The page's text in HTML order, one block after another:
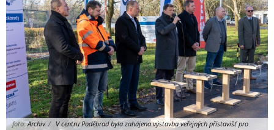
foto:Archiv / V centru Poděbrad byla zahájena výstavba veřejných přístavišť pro